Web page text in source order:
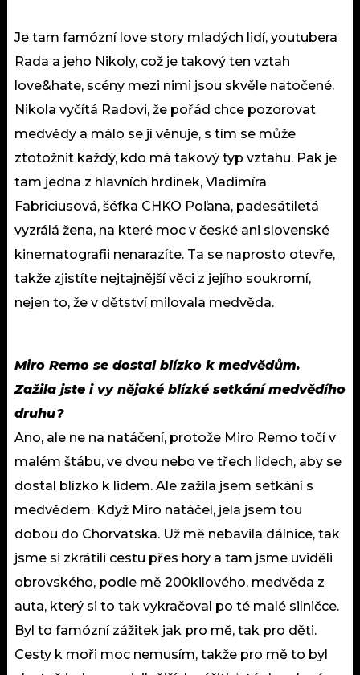
Je tam famózní love story mladých lidí, youtubera
Rada a jeho Nikoly, což je takový ten vztah
love&hate, scény mezi nimi jsou skvěle natočené.
Nikola vyčítá Radovi, že pořád chce pozorovat
medvědy a málo se jí věnuje, s tím se může
ztotožnit každý, kdo má takový typ vztahu. Pak je
tam jedna z hlavních hrdinek, Vladimíra
Fabriciusová, šéfka CHKO Poľana, padesátiletá
vyzrálá žena, na které moc v české ani slovenské
kinematografii nenarazíte. Ta se naprosto otevře,
takže zjistíte nejtajnější věci z jejího soukromí,
nejen to, že v dětství milovala medvěda.
Miro Remo se dostal blízko k medvědům.
Zažila jste i vy nějaké blízké setkání medvědího
druhu?
Ano, ale ne na natáčení, protože Miro Remo točí v
malém štábu, ve dvou nebo ve třech lidech, aby se
dostal blízko k lidem. Ale zažila jsem setkání s
medvědem. Když Miro natáčel, jela jsem tou
dobou do Chorvatska. Už mě nebavila dálnice, tak
jsme si zkrátili cestu přes hory a tam jsme uviděli
obrovského, podle mě 200kilového, medvěda z
auta, který si to tak vykračoval po té malé silničce.
Byl to famózní zážitek jak pro mě, tak pro děti.
Cesty k moři moc nemusím, takže pro mě to byl